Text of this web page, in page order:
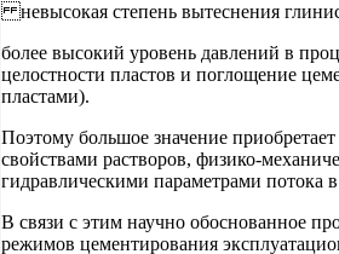
невысокая степень вытеснения
более высокий уровень давлений в
целостности пластов и поглощение
пластами).
Поэтому большое значение
свойствами растворов, физико-
гидравлическими параметрами потока
В связи с этим научно обоснованное
режимов цементирования